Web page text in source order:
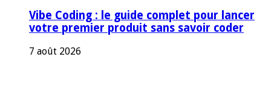
Vibe Coding : le guide complet pour lancer
votre premier produit sans savoir coder
7 août 2026